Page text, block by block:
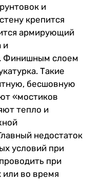
и
крепится
армирующий
и
Финишным слоем
Такие
бесшовную
«мостиков
тепло и
недостаток
условий при
при
или во время